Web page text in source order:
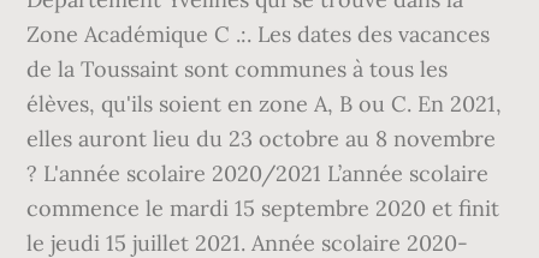
Zone Académique C .:. Les dates des vacances
de la Toussaint sont communes à tous les
élèves, qu'ils soient en zone A, B ou C. En 2021,
elles auront lieu du 23 octobre au 8 novembre
? L'année scolaire 2020/2021 L’année scolaire
commence le mardi 15 septembre 2020 et finit
le jeudi 15 juillet 2021. Année scolaire 2020-